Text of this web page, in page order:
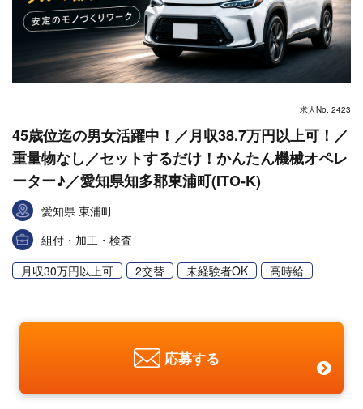
求人No. 2423
45歳位迄の男女活躍中！／月収38.7万円以上可！／
重量物なし／セットするだけ！かんたん機械オペレ
ーター♪／愛知県知多郡東浦町(ITO-K)
愛知県 東浦町
組付・加工・検査
月収30万円以上可
2交替 未経験者OK 高時給
応募する